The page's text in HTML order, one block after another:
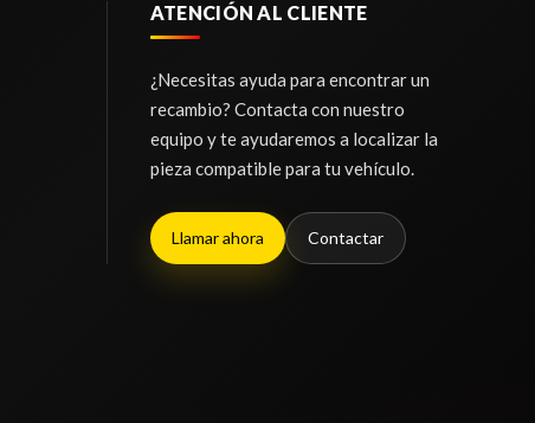
ATENCIÓN AL CLIENTE
¿Necesitas ayuda para encontrar un
recambio? Contacta con nuestro
equipo y te ayudaremos a localizar la
pieza compatible para tu vehículo.
Llamar ahora Contactar